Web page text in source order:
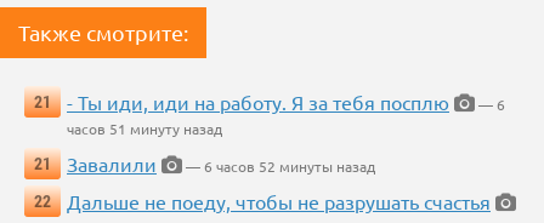
Также смотрите:
21 - Ты иди, иди на работу. Я за тебя посплю
— 6
часов 51 минуту назад
21
Завалили
— 6 часов 52 минуты назад
22
Дальше не поеду, чтобы не разрушать счастья